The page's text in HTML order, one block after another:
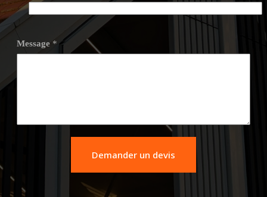
Message *
Demander un devis